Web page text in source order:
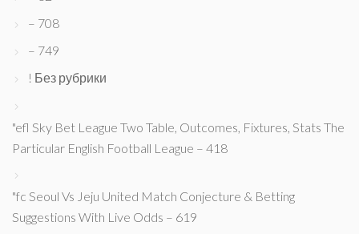
– 708
– 749
! Без рубрики
"efl Sky Bet League Two Table, Outcomes, Fixtures, Stats The
Particular English Football League – 418
"fc Seoul Vs Jeju United Match Conjecture & Betting
Suggestions With Live Odds – 619